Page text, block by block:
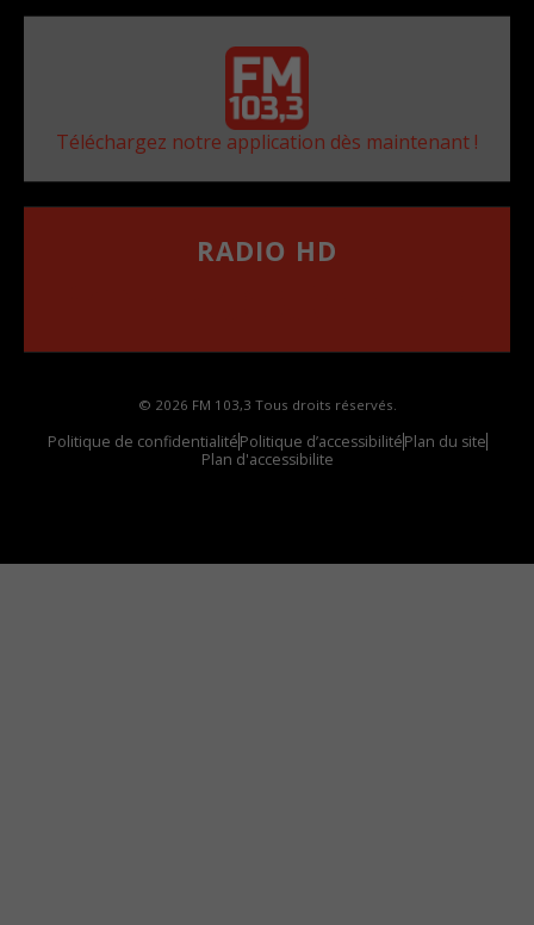
Téléchargez notre application dès maintenant !
RADIO HD
© 2026 FM 103,3 Tous droits réservés.
Politique de confidentialitéPolitique d’accessibilitéPlan du site
Plan d'accessibilite